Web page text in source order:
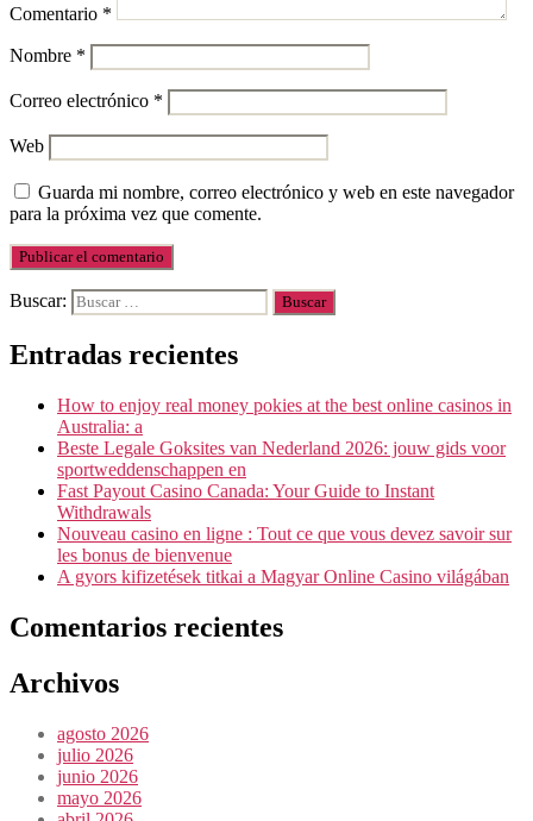
Comentario *
Nombre *
Correo electrónico *
Web
Guarda mi nombre, correo electrónico y web en este navegador
para la próxima vez que comente.
Buscar:
Entradas recientes
How to enjoy real money pokies at the best online casinos in
Australia: a
Beste Legale Goksites van Nederland 2026: jouw gids voor
sportweddenschappen en
Fast Payout Casino Canada: Your Guide to Instant
Withdrawals
Nouveau casino en ligne : Tout ce que vous devez savoir sur
les bonus de bienvenue
A gyors kifizetések titkai a Magyar Online Casino világában
Comentarios recientes
Archivos
agosto 2026
julio 2026
junio 2026
mayo 2026